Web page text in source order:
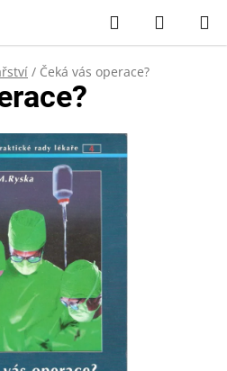
Hledat
KOŠÍK
/ Čeká vás operace?